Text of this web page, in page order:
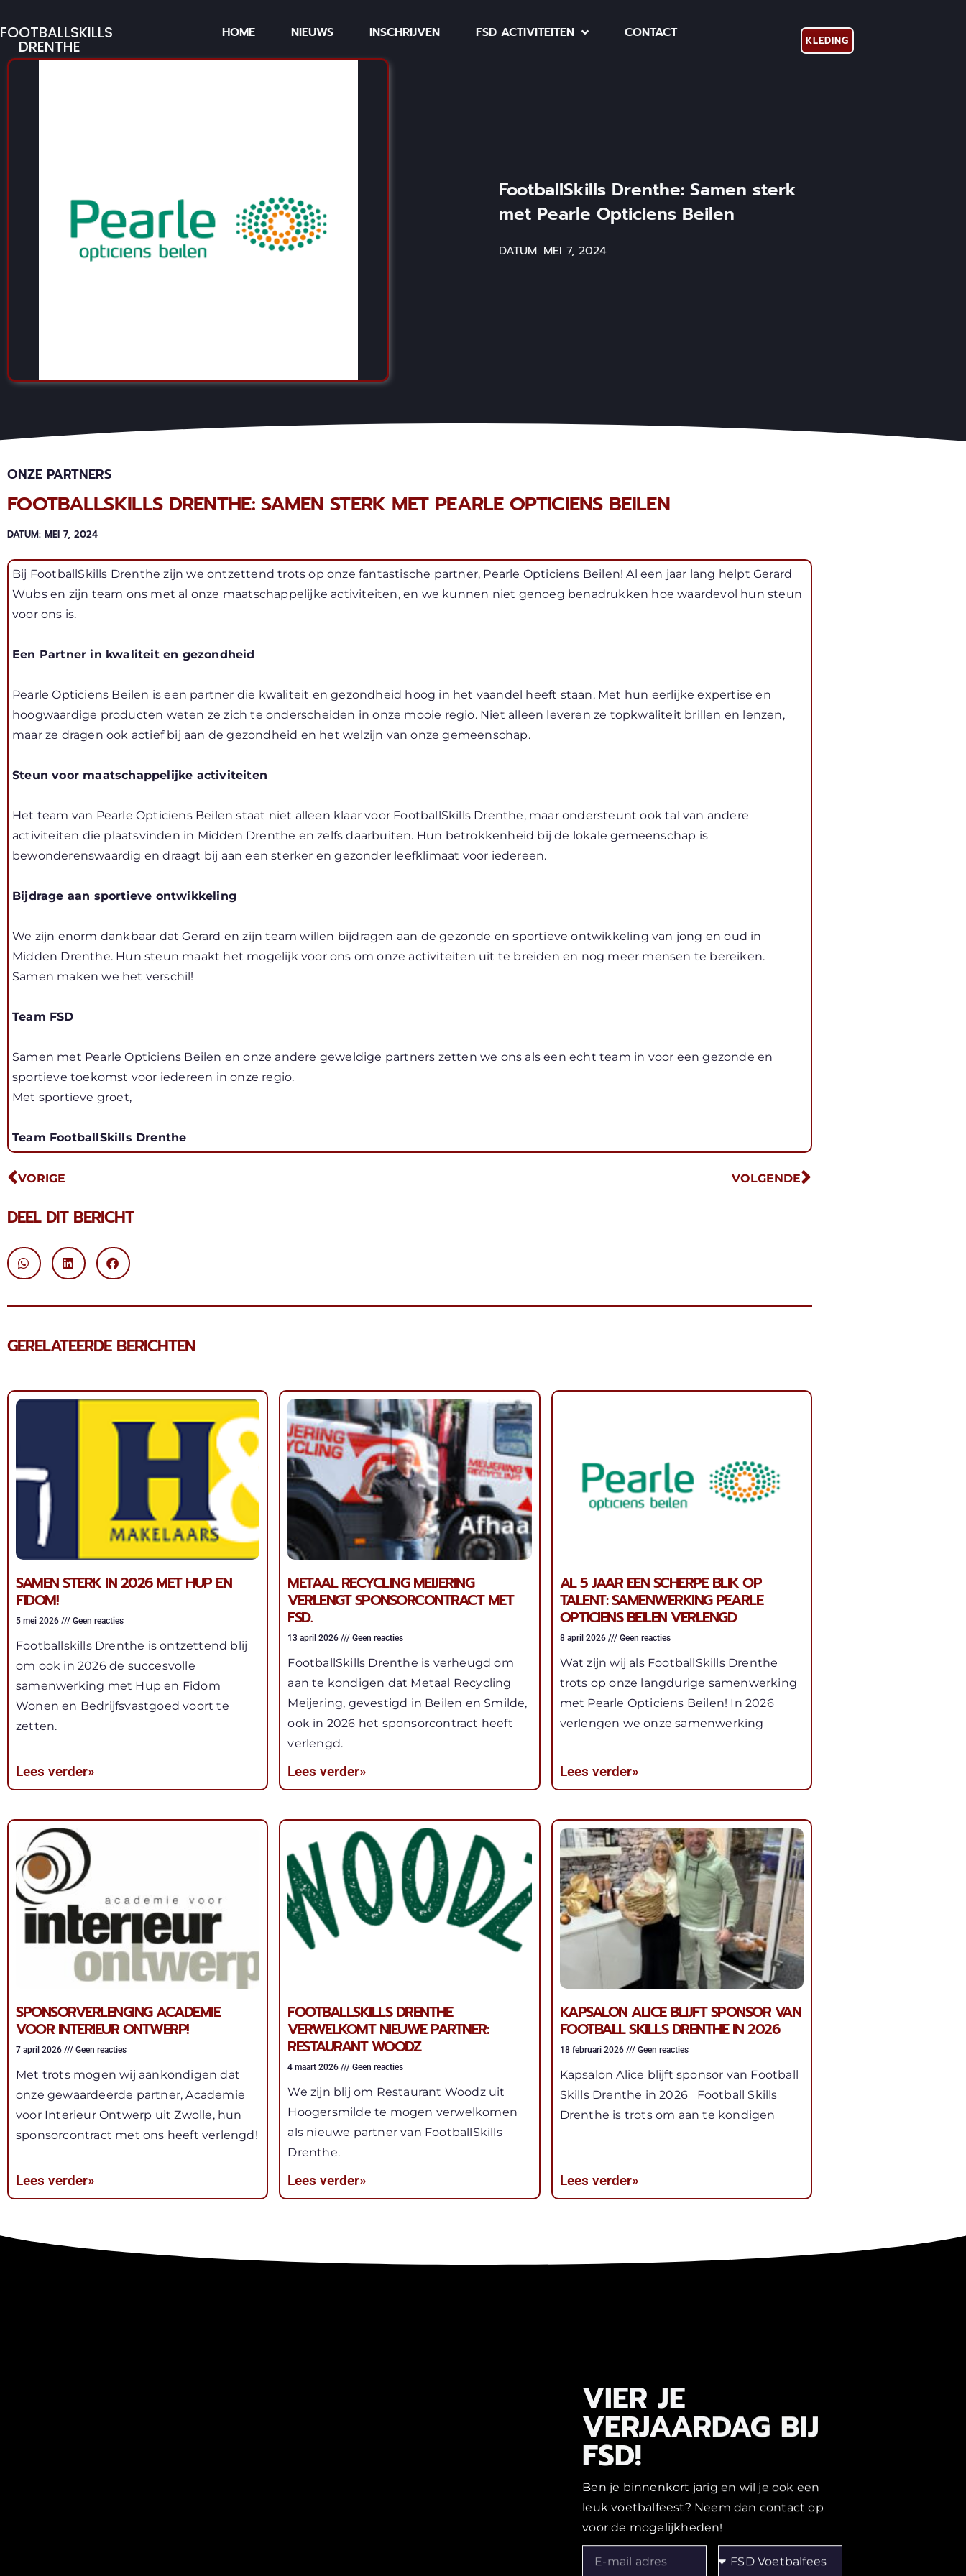
FOOTBALLSKILLS
DRENTHE
HOME NIEUWS INSCHRIJVEN FSD ACTIVITEITEN CONTACT KLEDING
FootballSkills Drenthe: Samen sterk
met Pearle Opticiens Beilen
DATUM: MEI 7, 2024
ONZE PARTNERS
FOOTBALLSKILLS DRENTHE: SAMEN STERK MET PEARLE OPTICIENS BEILEN
DATUM: MEI 7, 2024
Bij FootballSkills Drenthe zijn we ontzettend trots op onze fantastische partner, Pearle Opticiens Beilen! Al een jaar lang helpt Gerard
Wubs en zijn team ons met al onze maatschappelijke activiteiten, en we kunnen niet genoeg benadrukken hoe waardevol hun steun
voor ons is.
Een Partner in kwaliteit en gezondheid
Pearle Opticiens Beilen is een partner die kwaliteit en gezondheid hoog in het vaandel heeft staan. Met hun eerlijke expertise en
hoogwaardige producten weten ze zich te onderscheiden in onze mooie regio. Niet alleen leveren ze topkwaliteit brillen en lenzen,
maar ze dragen ook actief bij aan de gezondheid en het welzijn van onze gemeenschap.
Steun voor maatschappelijke activiteiten
Het team van Pearle Opticiens Beilen staat niet alleen klaar voor FootballSkills Drenthe, maar ondersteunt ook tal van andere
activiteiten die plaatsvinden in Midden Drenthe en zelfs daarbuiten. Hun betrokkenheid bij de lokale gemeenschap is
bewonderenswaardig en draagt bij aan een sterker en gezonder leefklimaat voor iedereen.
Bijdrage aan sportieve ontwikkeling
We zijn enorm dankbaar dat Gerard en zijn team willen bijdragen aan de gezonde en sportieve ontwikkeling van jong en oud in
Midden Drenthe. Hun steun maakt het mogelijk voor ons om onze activiteiten uit te breiden en nog meer mensen te bereiken.
Samen maken we het verschil!
Team FSD
Samen met Pearle Opticiens Beilen en onze andere geweldige partners zetten we ons als een echt team in voor een gezonde en
sportieve toekomst voor iedereen in onze regio.
Met sportieve groet,
Team FootballSkills Drenthe
VORIGE VOLGENDE
DEEL DIT BERICHT
GERELATEERDE BERICHTEN
SAMEN STERK IN 2026 MET HUP EN
FIDOM!
5 mei 2026 Geen reacties
Footballskills Drenthe is ontzettend blij
om ook in 2026 de succesvolle
samenwerking met Hup en Fidom
Wonen en Bedrijfsvastgoed voort te
zetten.
Lees verder»
METAAL RECYCLING MEIJERING
VERLENGT SPONSORCONTRACT MET
FSD.
13 april 2026 Geen reacties
FootballSkills Drenthe is verheugd om
aan te kondigen dat Metaal Recycling
Meijering, gevestigd in Beilen en Smilde,
ook in 2026 het sponsorcontract heeft
verlengd.
Lees verder»
AL 5 JAAR EEN SCHERPE BLIK OP
TALENT: SAMENWERKING PEARLE
OPTICIENS BEILEN VERLENGD
8 april 2026 Geen reacties
Wat zijn wij als FootballSkills Drenthe
trots op onze langdurige samenwerking
met Pearle Opticiens Beilen! In 2026
verlengen we onze samenwerking
Lees verder»
SPONSORVERLENGING ACADEMIE
VOOR INTERIEUR ONTWERP!
7 april 2026 Geen reacties
Met trots mogen wij aankondigen dat
onze gewaardeerde partner, Academie
voor Interieur Ontwerp uit Zwolle, hun
sponsorcontract met ons heeft verlengd!
Lees verder»
FOOTBALLSKILLS DRENTHE
VERWELKOMT NIEUWE PARTNER:
RESTAURANT WOODZ
4 maart 2026 Geen reacties
We zijn blij om Restaurant Woodz uit
Hoogersmilde te mogen verwelkomen
als nieuwe partner van FootballSkills
Drenthe.
Lees verder»
KAPSALON ALICE BLIJFT SPONSOR VAN
FOOTBALL SKILLS DRENTHE IN 2026
18 februari 2026 Geen reacties
Kapsalon Alice blijft sponsor van Football
Skills Drenthe in 2026 Football Skills
Drenthe is trots om aan te kondigen
Lees verder»
VIER JE
VERJAARDAG BIJ
FSD!
Ben je binnenkort jarig en wil je ook een
leuk voetbalfeest? Neem dan contact op
voor de mogelijkheden!